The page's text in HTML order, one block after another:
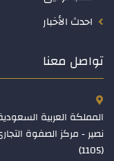
احدث الأخبار
تواصل معنا
المملكة العربية
(1105)